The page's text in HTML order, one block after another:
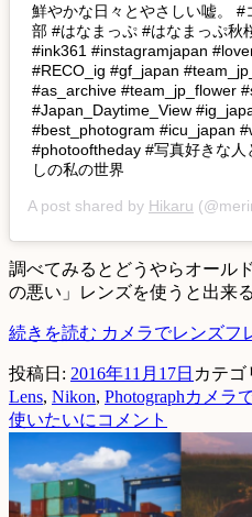
鮮やかな日々とやさしい嘘。
部 #はなまっぷ #はなまっぷ秋
#ink361 #instagramjapan
#RECO_ig #gf_japan
#as_archive #team_jp_flower
#Japan_Daytime_View
#best_photogram #icu_japan
#photooftheday #写真好きな
しの私の世界
A post shared by Hikaru
調べてみるとどうやらオール
の悪い」レンズを使うと出来
続きを読む カメラでレンズフ
投稿日: 2016年11月17日 カテゴ
Lens, Nikon, Photographカメラ
使いたいに コメント